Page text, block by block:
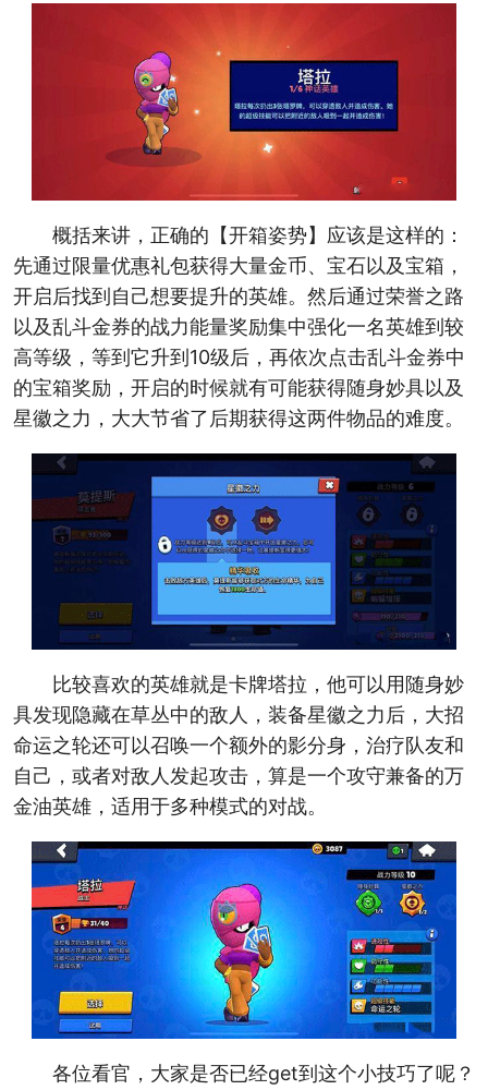
概括来讲，正确的【开箱姿势】应该是这样的：
先通过限量优惠礼包获得大量金币、宝石以及宝箱，
开启后找到自己想要提升的英雄。然后通过荣誉之路
以及乱斗金券的战力能量奖励集中强化一名英雄到较
高等级，等到它升到10级后，再依次点击乱斗金券中
的宝箱奖励，开启的时候就有可能获得随身妙具以及
星徽之力，大大节省了后期获得这两件物品的难度。
比较喜欢的英雄就是卡牌塔拉，他可以用随身妙
具发现隐藏在草丛中的敌人，装备星徽之力后，大招
命运之轮还可以召唤一个额外的影分身，治疗队友和
自己，或者对敌人发起攻击，算是一个攻守兼备的万
金油英雄，适用于多种模式的对战。
各位看官，大家是否已经get到这个小技巧了呢？